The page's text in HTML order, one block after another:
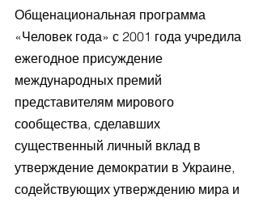
Общенациональная программа
«Человек года» с 2001 года учредила
ежегодное присуждение
международных премий
представителям мирового
сообщества, сделавших
существенный личный вклад в
утверждение демократии в Украине,
содействующих утверждению мира и